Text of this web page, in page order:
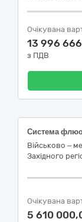
Очікувана
13 996
з ПДВ
Військово –
Західного
Очікувана
5 610